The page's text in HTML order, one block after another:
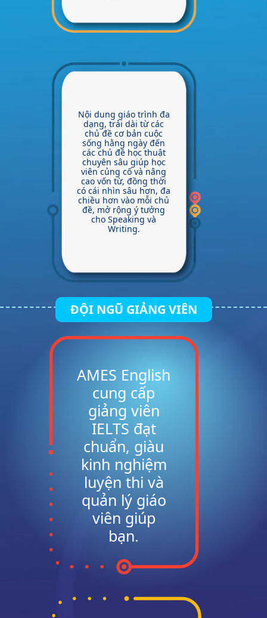
Nội dung giáo trình đa
dạng, trải dài từ các
chủ đề cơ bản cuộc
sống hằng ngày đến
các chủ đề học thuật
chuyên sâu giúp học
viên củng cố và nâng
cao vốn từ, đồng thời
có cái nhìn sâu hơn, đa
chiều hơn vào mỗi chủ
đề, mở rộng ý tưởng
cho Speaking và
Writing.
ĐỘI NGŨ GIẢNG VIÊN
AMES English
cung cấp
giảng viên
IELTS đạt
chuẩn, giàu
kinh nghiệm
luyện thi và
quản lý giáo
viên giúp
bạn.